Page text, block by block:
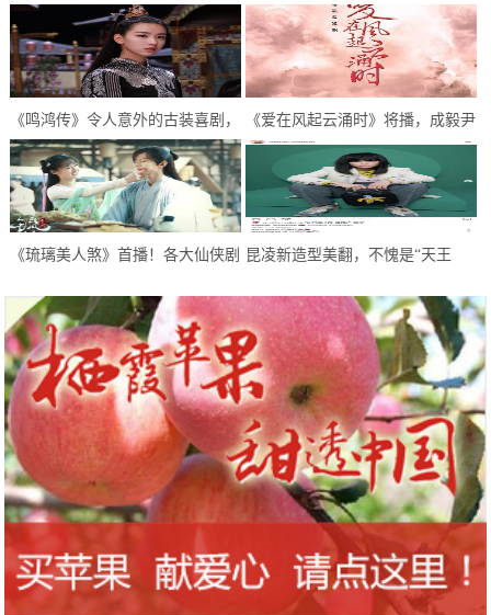
《鸣鸿传》令人意外的古装喜剧，
逗趣中感悟人生，开启喜剧新模式
《爱在风起云涌时》将播，成毅尹
正首次合作，超期待
《琉璃美人煞》首播！各大仙侠剧
昆凌新造型美翻，不愧是“天王